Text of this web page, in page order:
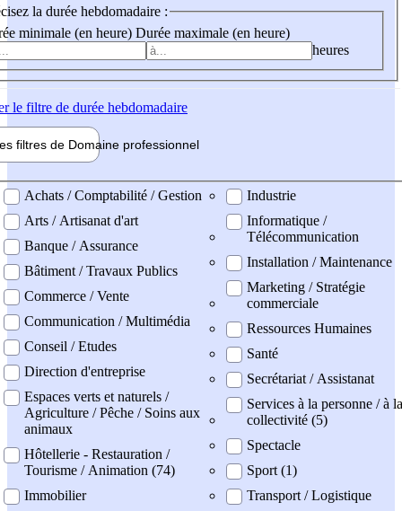
la durée hebdomadaire :
minimale (en heure) Durée maximale (en heure)
heures
le filtre de durée hebdomadaire
filtres de Domaine professionnel
professionel
Achats / Comptabilité / Gestion
Arts / Artisanat d'art
Banque / Assurance
Bâtiment / Travaux Publics
Commerce / Vente
Communication / Multimédia
Conseil / Etudes
Direction d'entreprise
Espaces verts et naturels /
Agriculture / Pêche / Soins aux
animaux
Hôtellerie - Restauration /
Tourisme / Animation (74)
Immobilier
Industrie
Informatique /
Télécommunication
Installation / Maintenance
Marketing / Stratégie
commerciale
Ressources Humaines
Santé
Secrétariat / Assistanat
Services à la personne / à la
collectivité (5)
Spectacle
Sport (1)
Transport / Logistique